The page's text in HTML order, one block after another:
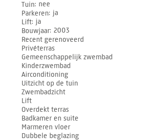
Tuin nee
Parkeren ja
Lift ja
Bouwjaar 2003
Recent gerenoveerd
Privéterras
Gemeenschappelijk zwembad
Kinderzwembad
Airconditioning
Uitzicht op de tuin
Zwembadzicht
Lift
Overdekt terras
Badkamer en suite
Marmeren vloer
Dubbele beglazing